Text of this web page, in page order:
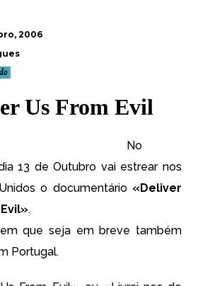
2006
Us From Evil
No
13 de Outubro vai estrear nos
o documentário «Deliver
.
que seja em breve também
Portugal.